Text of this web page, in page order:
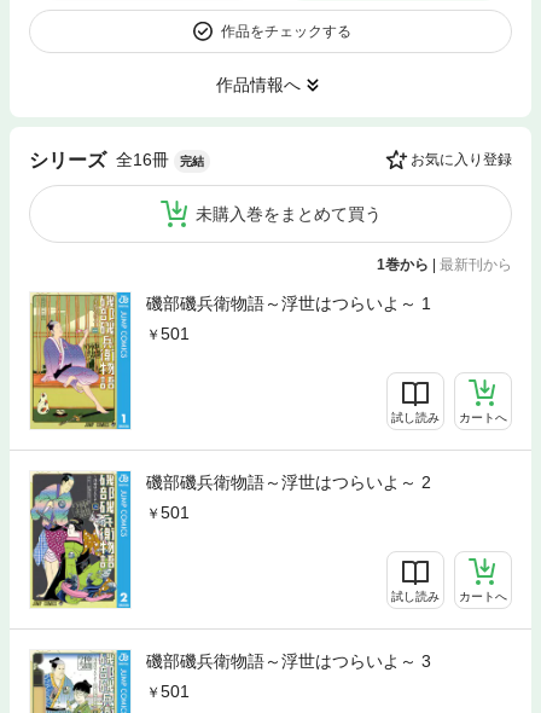
作品をチェックする
作品情報へ
シリーズ 全16冊 完結 お気に入り登録
未購入巻をまとめて買う
1巻から 最新刊から
磯部磯兵衛物語～浮世はつらいよ～ 1
501
試し読み カートへ
磯部磯兵衛物語～浮世はつらいよ～ 2
501
試し読み カートへ
磯部磯兵衛物語～浮世はつらいよ～ 3
501